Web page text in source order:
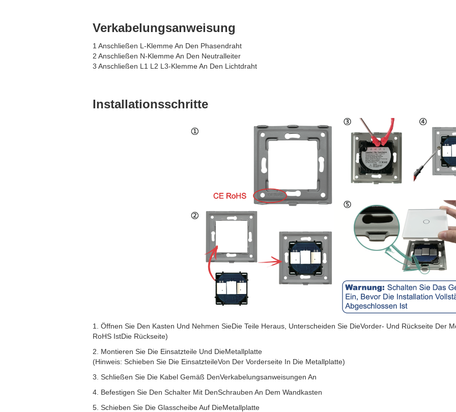
Verkabelungsanweisung
1 Anschließen L-Klemme An Den Phasendraht
2 Anschließen N-Klemme An Den Neutralleiter
3 Anschließen L1 L2 L3-Klemme An Den Lichtdraht
Installationsschritte
1. Öffnen Sie Den Kasten Und Nehmen SieDie Teile Heraus, Unterscheiden Sie DieVorder- Und Rückseite Der
RoHS IstDie Rückseite)
2. Montieren Sie Die Einsatzteile Und DieMetallplatte
(Hinweis: Schieben Sie Die EinsatzteileVon Der Vorderseite In Die Metallplatte)
3. Schließen Sie Die Kabel Gemäß DenVerkabelungsanweisungen An
4. Befestigen Sie Den Schalter Mit DenSchrauben An Dem Wandkasten
5. Schieben Sie Die Glasscheibe Auf DieMetallplatte